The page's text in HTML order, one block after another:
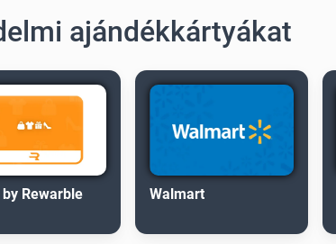
ajándékkártyákat
Rewarble Walmart